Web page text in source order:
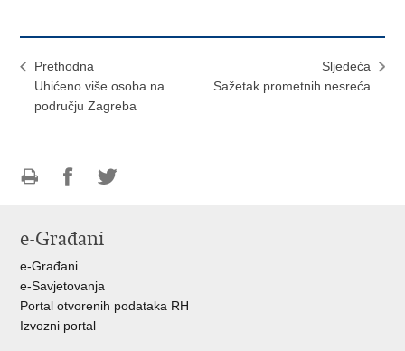
Prethodna
Uhićeno više osoba na
području Zagreba
Sljedeća
Sažetak prometnih nesreća
FacebookuTwitteru
e-Građani
e-Građani
e-Savjetovanja
Portal otvorenih podataka RH
Izvozni portal